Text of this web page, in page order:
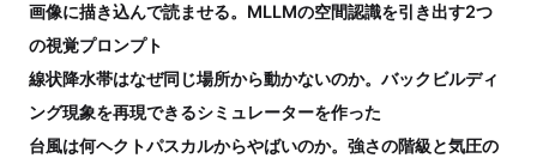
画像に描き込んで読ませる。MLLMの空間認識を引き出す2つ
の視覚プロンプト
線状降水帯はなぜ同じ場所から動かないのか。バックビルディ
ング現象を再現できるシミュレーターを作った
台風は何ヘクトパスカルからやばいのか。強さの階級と気圧の